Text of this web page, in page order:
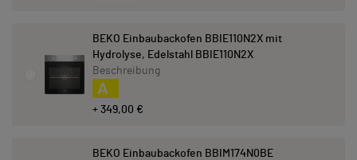
BEKO Einbaubackofen BBIE110N2X mit
Hydrolyse, Edelstahl BBIE110N2X
+ 349,00 €
A
Beschreibung
BEKO Einbaubackofen BBIM174N0BE